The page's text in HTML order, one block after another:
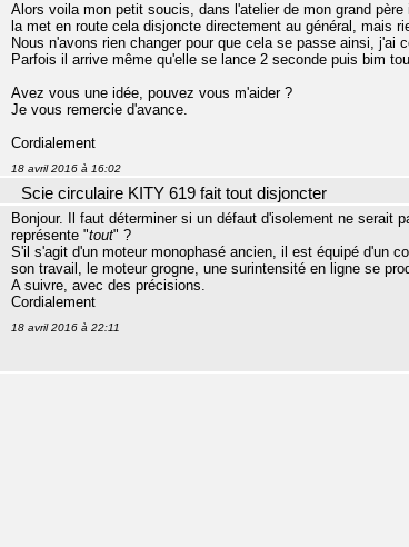
Alors voila mon petit soucis, dans l'atelier de mon grand
la met en route cela disjoncte directement au général, mais
Nous n'avons rien changer pour que cela se passe ainsi, j'ai
Parfois il arrive même qu'elle se lance 2 seconde puis bim
Avez vous une idée, pouvez vous m'aider ?
Je vous remercie d'avance.
Cordialement
18 avril 2016 à 16:02
Scie circulaire KITY 619 fait tout disjoncter
Bonjour. Il faut déterminer si un défaut d'isolement ne serait
représente "tout" ?
S'il s'agit d'un moteur monophasé ancien, il est équipé d'un
son travail, le moteur grogne, une surintensité en ligne se
A suivre, avec des précisions.
Cordialement
18 avril 2016 à 22:11